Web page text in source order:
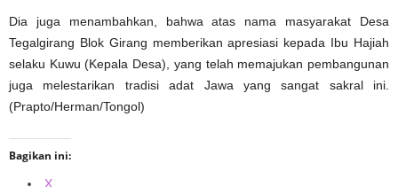
Dia juga menambahkan, bahwa atas nama masyarakat Desa
Tegalgirang Blok Girang memberikan apresiasi kepada Ibu Hajiah
selaku Kuwu (Kepala Desa), yang telah memajukan pembangunan
juga melestarikan tradisi adat Jawa yang sangat sakral ini.
(Prapto/Herman/Tongol)
Bagikan ini:
X